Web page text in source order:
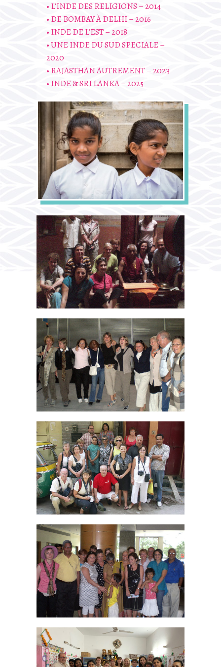
• L’INDE DES RELIGIONS – 2014
• DE BOMBAY À DELHI – 2016
• INDE DE L’EST – 2018
• UNE INDE DU SUD SPECIALE –
2020
• RAJASTHAN AUTREMENT – 2023
• INDE & SRI LANKA – 2025